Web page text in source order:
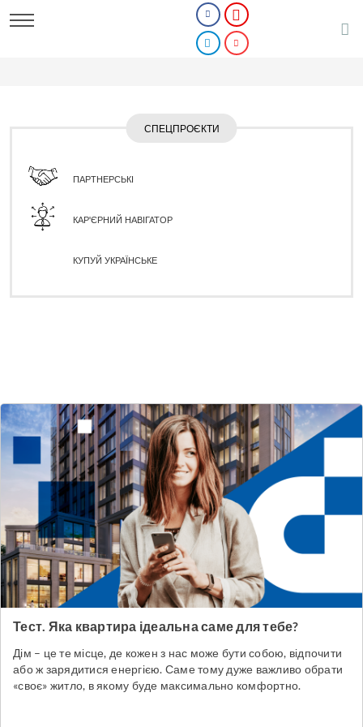
СПЕЦПРОЄКТИ
ПАРТНЕРСЬКІ
КАР'ЄРНИЙ НАВІГАТОР
КУПУЙ УКРАЇНСЬКЕ